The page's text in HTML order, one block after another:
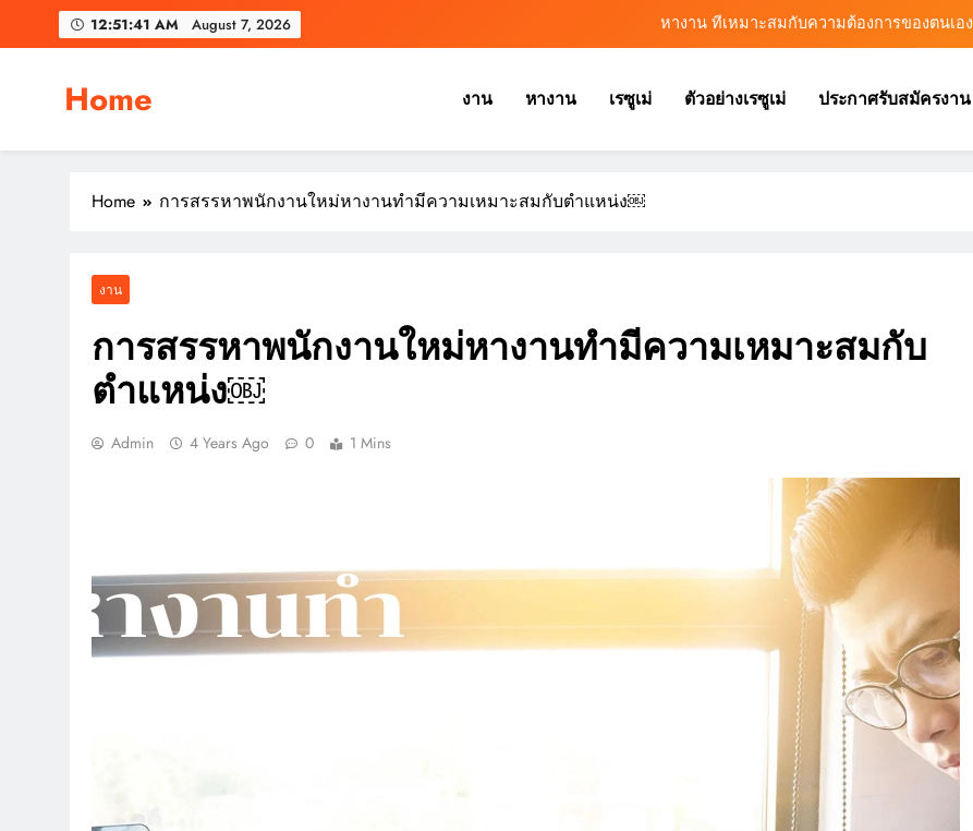
12:51:42 AM August 7, 2026
หางาน ที่เหมาะสมกับความต้องการของตนเอง
หางาน อย่างไรให้โดนใจผู้สมัครงาน
Home งาน หางาน เรซูเม่ ตัวอย่างเรซูเม่ ประกาศรับสมัครงาน
Home การสรรหาพนักงานใหม่หางานทํามีความเหมาะสมกับตำแหน่ง￼
งาน
การสรรหาพนักงานใหม่หางานทํามีความเหมาะสมกับ
ตำแหน่ง￼
Admin 4 Years Ago 0 1 Mins